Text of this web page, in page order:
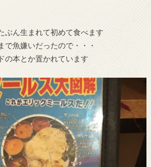
ぶん生まれて初めて食べます
で魚嫌いだったので・・・
の本とか置かれています